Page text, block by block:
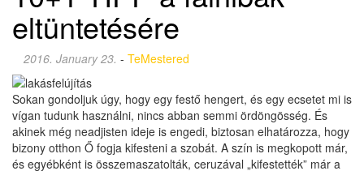
eltüntetésére
2016. January 23. - TeMestered
Sokan gondoljuk úgy, hogy egy festő hengert, és egy ecsetet mi is
vígan tudunk használni, nincs abban semmi ördöngösség. És
akinek még neadjisten ideje is engedi, biztosan elhatározza, hogy
bizony otthon Ő fogja kifesteni a szobát. A szín is megkopott már,
és egyébként is összemaszatolták, ceruzával „kifestették” már a